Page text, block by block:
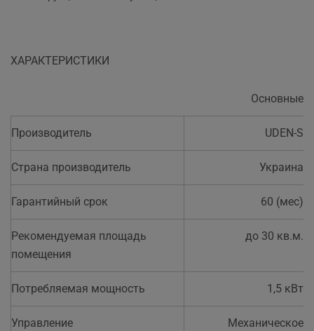
ХАРАКТЕРИСТИКИ
Основные
Производитель UDEN-S
Страна производитель Украина
Гарантийный срок 60 (мес)
Рекомендуемая площадь
помещения
до 30 кв.м.
Потребляемая мощность 1,5 кВт
Управление Механическое